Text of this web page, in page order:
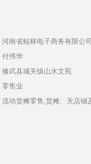
河南省鲲林电子商务有限公司
付伟华
修武县城关镇山水文苑
零售业
流动货摊零售,货摊、无店铺